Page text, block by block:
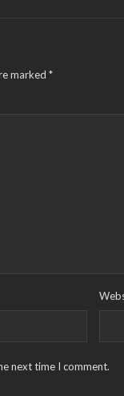
marked *
next time I comment.